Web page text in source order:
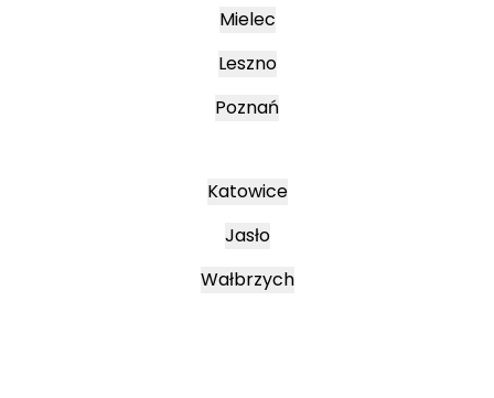
Mielec
Leszno
Poznań
Katowice
Jasło
Wałbrzych